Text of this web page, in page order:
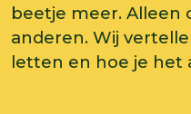
beetje meer. Alleen
anderen. Wij
letten en hoe je het